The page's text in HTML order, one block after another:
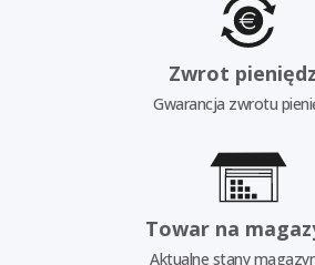
Zwrot
Gwarancja zwrotu
Towar na
Aktualne stany